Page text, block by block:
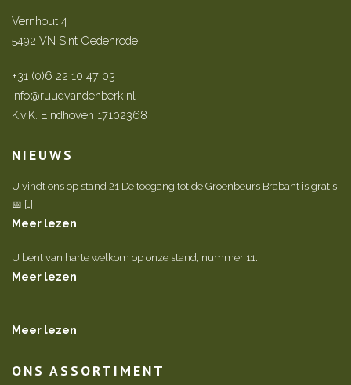
Vernhout 4
5492 VN Sint Oedenrode
+31 (0)6 22 10 47 03
info@ruudvandenberk.nl
K.v.K. Eindhoven 17102368
NIEUWS
U vindt ons op stand 21 De toegang tot de Groenbeurs Brabant is gratis.
📅 […]
Meer lezen
U bent van harte welkom op onze stand, nummer 11.
Meer lezen
Meer lezen
ONS ASSORTIMENT